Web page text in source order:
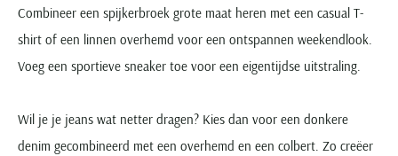
Combineer een spijkerbroek grote maat heren met een casual T-
shirt of een linnen overhemd voor een ontspannen weekendlook.
Voeg een sportieve sneaker toe voor een eigentijdse uitstraling.
Wil je je jeans wat netter dragen? Kies dan voor een donkere
denim gecombineerd met een overhemd en een colbert. Zo creëer